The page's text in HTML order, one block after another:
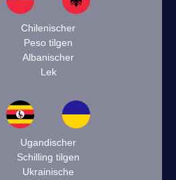
Chilenischer
Peso tilgen
Albanischer
Lek
Ugandischer
Schilling tilgen
Ukrainische